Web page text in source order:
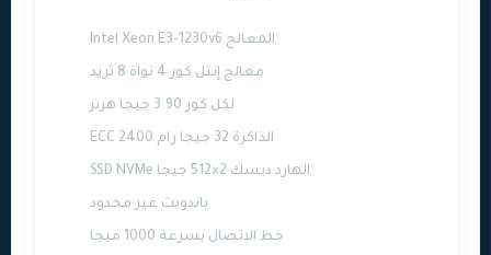
المعالج Intel Xeon E3-1230v6
معالج إنتل كور 4 نواة 8 ثريد
لكل كور 3.90 جيجا هرتز
الذاكرة 32 جيجا رام ECC 2400
الهارد ديسك 2×512 جيجا SSD NVMe
باندويث غير محدود
خط الاتصال بسرعة 1000 ميجا